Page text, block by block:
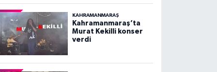
KAHRAMANMARAŞ
Kahramanmaraş’ta
Murat Kekilli konser
verdi